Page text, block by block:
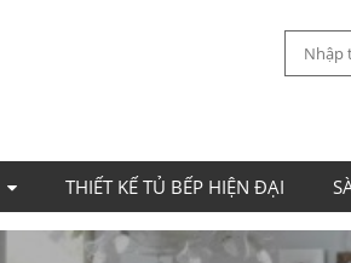
THIẾT KẾ TỦ BẾP HIỆN ĐẠI